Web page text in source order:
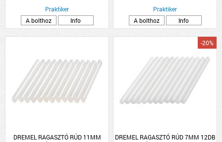
Praktiker
A bolthoz
Info
Praktiker
A bolthoz
Info
DREMEL RAGASZTÓ RÚD 11MM
DREMEL RAGASZTÓ RÚD 7MM 12DB
-20%